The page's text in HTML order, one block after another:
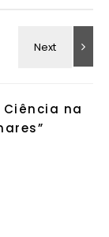
na
”